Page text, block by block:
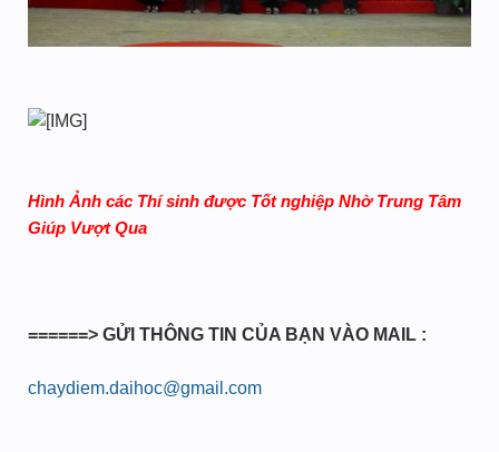
Hình Ảnh các Thí sinh được Tốt nghiệp Nhờ Trung Tâm
Giúp Vượt Qua
======> GỬI THÔNG TIN CỦA BẠN VÀO MAIL :
chaydiem.daihoc@gmail.com